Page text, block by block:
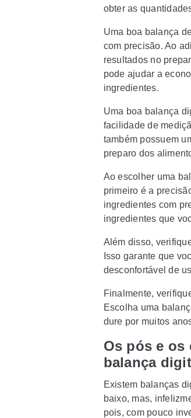
obter as
Uma boa balança
com precisão. Ao
resultados no
pode ajudar a
ingredientes.
Uma boa balança
facilidade de
também possuem
preparo dos
Ao escolher uma
primeiro é a
ingredientes com
ingredientes que
Além disso,
Isso garante que
desconfortável de
Finalmente,
Escolha uma
dure por muitos
Os pós e os
balança
Existem balanças
baixo, mas,
pois, com pouco